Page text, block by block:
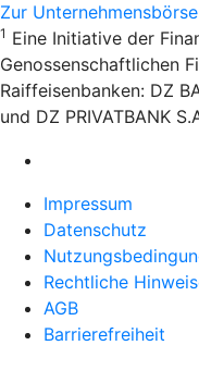
Zur Unternehmensbörse
1 Eine Initiative der
Genossenschaftlichen
Raiffeisenbanken: DZ
und DZ PRIVATBANK
Impressum
Datenschutz
Rechtliche
AGB
Barrierefreiheit